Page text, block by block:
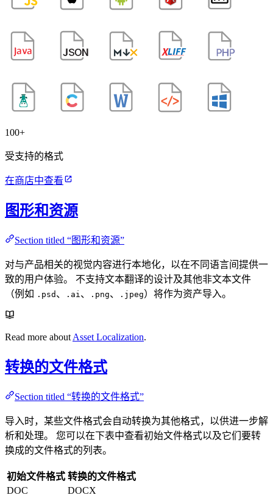
100+
受支持的格式
在商店中查看
图形和资源
Section titled “图形和资源”
对与产品相关的视觉内容进行本地化，以在不同语言间提供一
致的用户体验。 不支持文本翻译的设计及其他非文本文件
（例如 .psd 、 .ai、 .png、 .jpeg）将作为资产导入。
Read more about Asset Localization.
转换的文件格式
Section titled “转换的文件格式”
导入时，某些文件格式会自动转换为其他格式，以供进一步解
析和处理。 您可以在下表中查看初始文件格式以及它们要转
换成的文件格式的列表。
初始文件格式 转换的文件格式
DOC
DOCX